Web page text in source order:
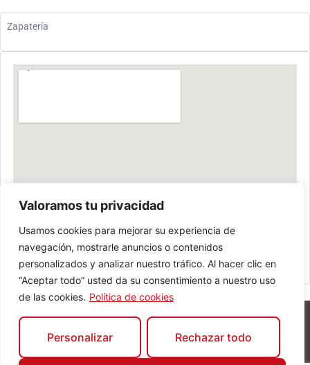
Valoramos tu privacidad
Usamos cookies para mejorar su experiencia de
navegación, mostrarle anuncios o contenidos
personalizados y analizar nuestro tráfico. Al hacer clic en
“Aceptar todo” usted da su consentimiento a nuestro uso
de las cookies. Política de cookies
Personalizar Rechazar todo
Zapatería